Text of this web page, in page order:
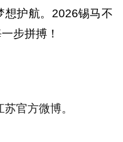
想护航。2026锡马不
步拼搏！
官方微博。